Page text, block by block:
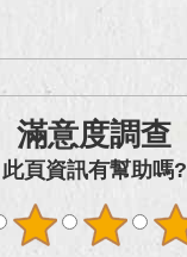
滿意度調查
此頁資訊有幫助嗎?